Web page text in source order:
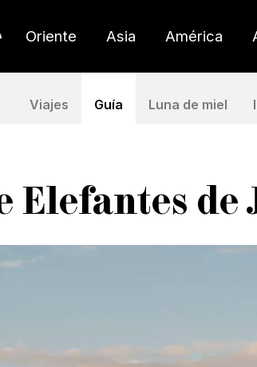
Oriente Asia América
Viajes Guía Luna de miel
Elefantes de